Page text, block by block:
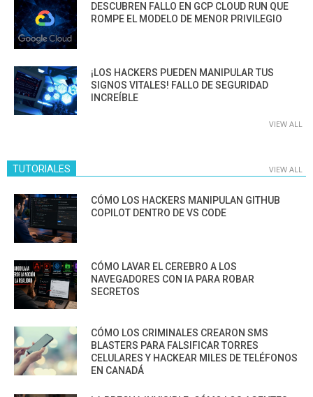
DESCUBREN FALLO EN GCP CLOUD RUN QUE
ROMPE EL MODELO DE MENOR PRIVILEGIO
¡LOS HACKERS PUEDEN MANIPULAR TUS
SIGNOS VITALES! FALLO DE SEGURIDAD
INCREÍBLE
VIEW ALL
TUTORIALES VIEW ALL
CÓMO LOS HACKERS MANIPULAN GITHUB
COPILOT DENTRO DE VS CODE
CÓMO LAVAR EL CEREBRO A LOS
NAVEGADORES CON IA PARA ROBAR
SECRETOS
CÓMO LOS CRIMINALES CREARON SMS
BLASTERS PARA FALSIFICAR TORRES
CELULARES Y HACKEAR MILES DE TELÉFONOS
EN CANADÁ